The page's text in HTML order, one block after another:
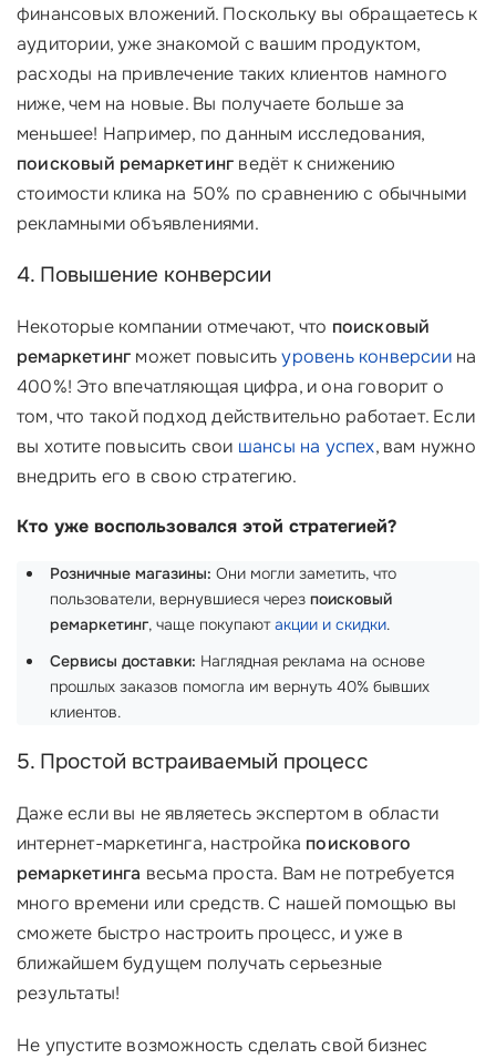
финансовых вложений. Поскольку вы обращаетесь к
аудитории, уже знакомой с вашим продуктом,
расходы на привлечение таких клиентов намного
ниже, чем на новые. Вы получаете больше за
меньшее! Например, по данным исследования,
поисковый ремаркетинг ведёт к снижению
стоимости клика на 50% по сравнению с обычными
рекламными объявлениями.
4. Повышение конверсии
Некоторые компании отмечают, что поисковый
ремаркетинг может повыситьуровень конверсиина
400%! Это впечатляющая цифра, и она говорит о
том, что такой подход действительно работает. Если
вы хотите повысить свои шансы на успех, вам нужно
внедрить его в свою стратегию.
Кто уже воспользовался этой стратегией?
Розничные магазины: Они могли заметить, что
пользователи, вернувшиеся через поисковый
ремаркетинг, чаще покупаютакции и скидки.
Сервисы доставки: Наглядная реклама на основе
прошлых заказов помогла им вернуть 40% бывших
клиентов.
5. Простой встраиваемый процесс
Даже если вы не являетесь экспертом в области
интернет-маркетинга, настройка поискового
ремаркетинга весьма проста. Вам не потребуется
много времени или средств. С нашей помощью вы
сможете быстро настроить процесс, и уже в
ближайшем будущем получать серьезные
результаты!
Не упустите возможность сделать свой бизнес